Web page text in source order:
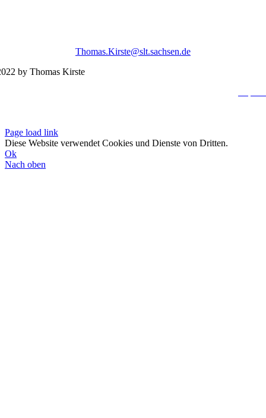
Thomas.Kirste@slt.sachsen.de
by Thomas Kirste
Page load link
Diese Website verwendet Cookies und Dienste von Dritten.
Ok
Nach oben